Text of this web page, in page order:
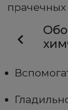
прачечных